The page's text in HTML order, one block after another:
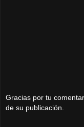
Gracias por tu
de su publicación.